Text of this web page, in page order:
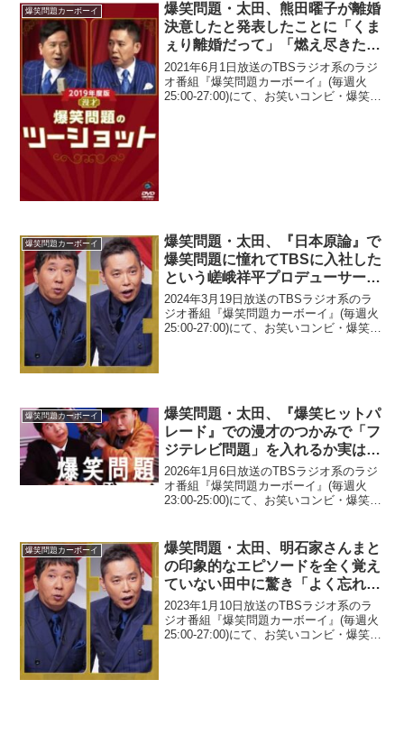
爆笑問題カーボーイ
爆笑問題・太田、熊田曜子が離婚
決意したと発表したことに「くま
ぇり離婚だって」「燃え尽きたっ
て言ったらしいよ」と発言
2021年6月1日放送のTBSラジオ系のラジ
オ番組『爆笑問題カーボーイ』(毎週火
25:00-27:00)にて、お笑いコンビ・爆笑問
爆笑問題カーボーイ
爆笑問題・太田、『日本原論』で
爆笑問題に憧れてTBSに入社した
という嵯峨祥平プロデューサーか
らショックな事実を知らされたと
告白「自信なくしちゃって…」
2024年3月19日放送のTBSラジオ系のラ
ジオ番組『爆笑問題カーボーイ』(毎週火
25:00-27:00)にて、お笑いコンビ・爆笑問
爆笑問題カーボーイ
爆笑問題・太田、『爆笑ヒットパ
レード』での漫才のつかみで「フ
ジテレビ問題」を入れるか実は迷
っていたと告白「俺らがまたしつ
こくイジっても…」
2026年1月6日放送のTBSラジオ系のラジ
オ番組『爆笑問題カーボーイ』(毎週火
23:00-25:00)にて、お笑いコンビ・爆笑問
を入れるか実は迷っていたと告白して
い...
爆笑問題カーボーイ
爆笑問題・太田、明石家さんまと
の印象的なエピソードを全く覚え
ていない田中に驚き「よく忘れら
れるな。忘れられない出来事だ
よ、あれ」
2023年1月10日放送のTBSラジオ系のラ
ジオ番組『爆笑問題カーボーイ』(毎週火
25:00-27:00)にて、お笑いコンビ・爆笑問